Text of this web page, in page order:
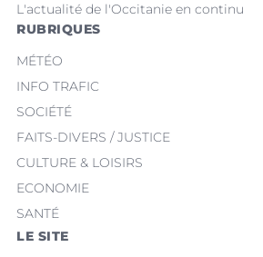
L'actualité de l'Occitanie en continu
RUBRIQUES
MÉTÉO
INFO TRAFIC
SOCIÉTÉ
FAITS-DIVERS / JUSTICE
CULTURE & LOISIRS
ECONOMIE
SANTÉ
LE SITE